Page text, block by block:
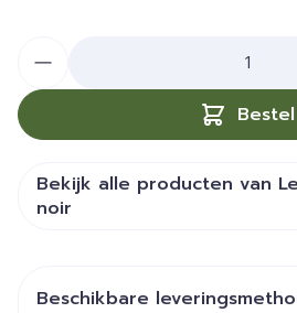
Bestel
Bekijk alle producten van
noir
Beschikbare